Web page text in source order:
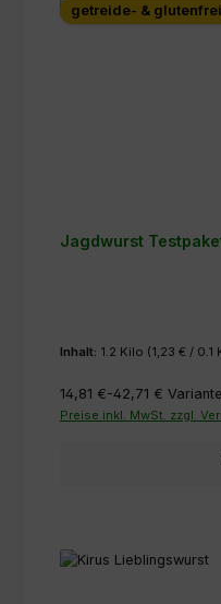
getreide- &
Jagdwurst
Inhalt: 1.2 Kilo (1,23 € / 0.1
14,81 €-42,71 €
Preise inkl. MwSt. zzgl.